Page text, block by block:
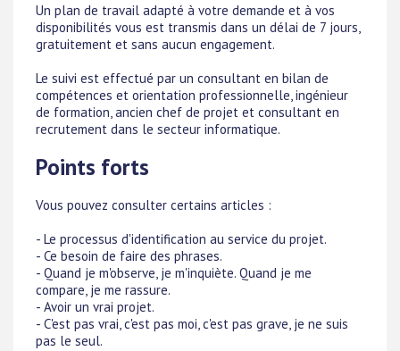
Un plan de travail adapté à votre demande et à vos
disponibilités vous est transmis dans un délai de 7 jours,
gratuitement et sans aucun engagement.
Le suivi est effectué par un consultant en bilan de
compétences et orientation professionnelle, ingénieur
de formation, ancien chef de projet et consultant en
recrutement dans le secteur informatique.
Points forts
Vous pouvez consulter certains articles :
- Le processus d'identification au service du projet.
- Ce besoin de faire des phrases.
- Quand je m'observe, je m'inquiète. Quand je me
compare, je me rassure.
- Avoir un vrai projet.
- C'est pas vrai, c'est pas moi, c'est pas grave, je ne suis
pas le seul.